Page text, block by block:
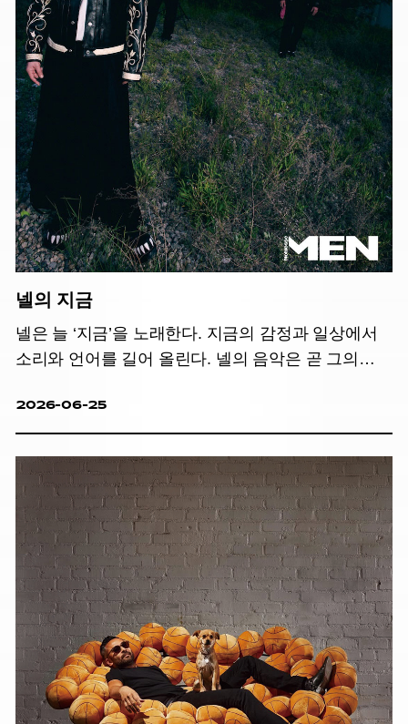
넬의 지금
넬은 늘 ‘지금’을 노래한다. 지금의 감정과 일상에서
소리와 언어를 길어 올린다. 넬의 음악은 곧 그의
2026-06-25